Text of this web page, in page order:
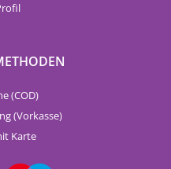
(COD)
(Vorkasse)
Karte